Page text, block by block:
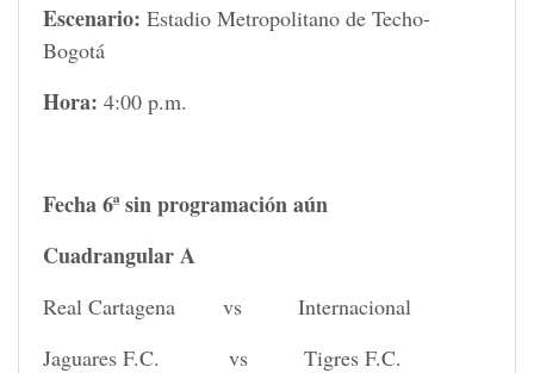
Escenario: Estadio Metropolitano de Techo-
Bogotá
Hora: 4:00 p.m.
Fecha 6ª sin programación aún
Cuadrangular A
Real Cartagena vs Internacional
Jaguares F.C. vs Tigres F.C.